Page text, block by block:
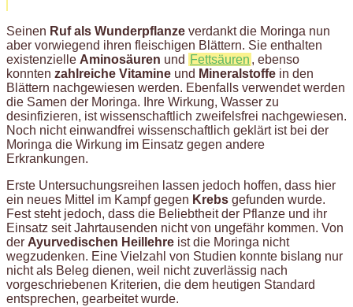
Seinen Ruf als Wunderpflanze verdankt die Moringa nun
aber vorwiegend ihren fleischigen Blättern. Sie enthalten
existenzielle Aminosäuren und Fettsäuren , ebenso
konnten zahlreiche Vitamine und Mineralstoffe in den
Blättern nachgewiesen werden. Ebenfalls verwendet werden
die Samen der Moringa. Ihre Wirkung, Wasser zu
desinfizieren, ist wissenschaftlich zweifelsfrei nachgewiesen.
Noch nicht einwandfrei wissenschaftlich geklärt ist bei der
Moringa die Wirkung im Einsatz gegen andere
Erkrankungen.
Erste Untersuchungsreihen lassen jedoch hoffen, dass hier
ein neues Mittel im Kampf gegen Krebs gefunden wurde.
Fest steht jedoch, dass die Beliebtheit der Pflanze und ihr
Einsatz seit Jahrtausenden nicht von ungefähr kommen. Von
der Ayurvedischen Heillehre ist die Moringa nicht
wegzudenken. Eine Vielzahl von Studien konnte bislang nur
nicht als Beleg dienen, weil nicht zuverlässig nach
vorgeschriebenen Kriterien, die dem heutigen Standard
entsprechen, gearbeitet wurde.